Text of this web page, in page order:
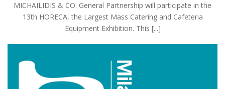
MICHAILIDIS & CO. General Partnership will participate in the
13th HORECA, the Largest Mass Catering and Cafeteria
Equipment Exhibition. This [...]